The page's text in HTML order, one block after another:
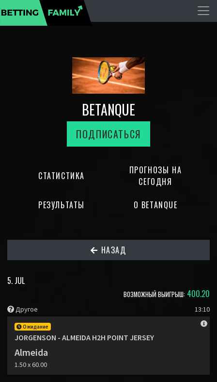
BETANQUE
ПОДПИСАТЬСЯ
СТАТИСТИКА
ПРОГНОЗЫ НА
СЕГОДНЯ
РЕЗУЛЬТАТЫ
О BETANQUE
НАЗАД
5. JUL
ВОЗМОЖНЫЙ ВЫИГРЫШ: 400.20
Другое 13:10
Ожидание
JORGENSON - ALMEIDA H2H POINT JERSEY
Almeida
1.50 x 60.00